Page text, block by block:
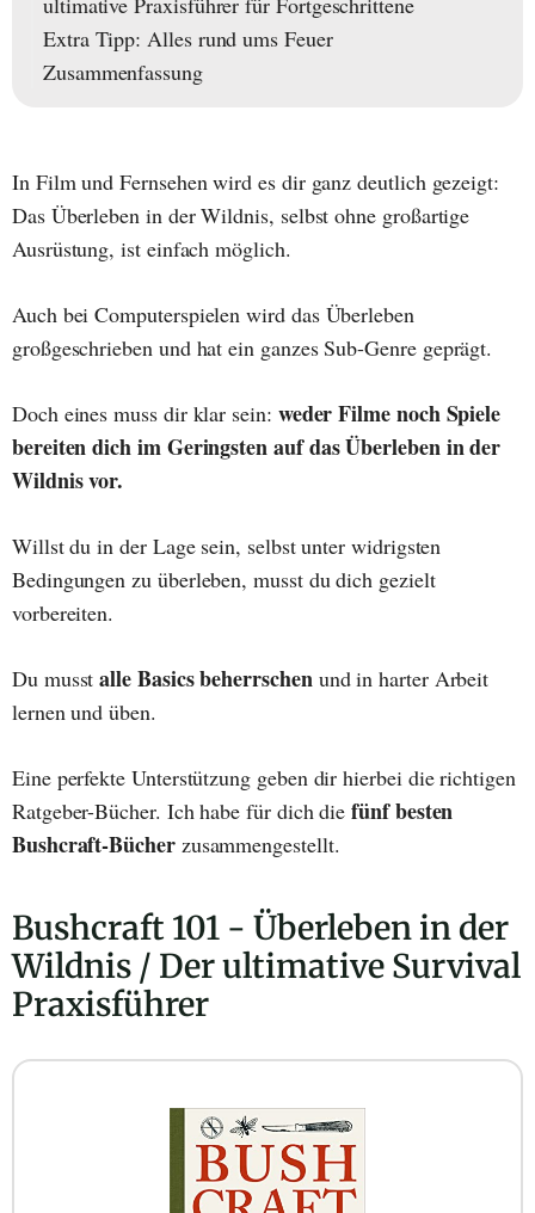
Extra Tipp: Alles rund ums Feuer
Zusammenfassung
In Film und Fernsehen wird es dir ganz deutlich gezeigt:
Das Überleben in der Wildnis, selbst ohne großartige
Ausrüstung, ist einfach möglich.
Auch bei Computerspielen wird das Überleben
großgeschrieben und hat ein ganzes Sub-Genre geprägt.
Doch eines muss dir klar sein: wederFilme noch Spiele
bereiten dich im Geringsten auf das Überleben in der
Wildnis vor.
Willst du in der Lage sein, selbst unter widrigsten
Bedingungen zu überleben, musst du dich gezielt
vorbereiten.
Du musstalle Basics beherrschenund in harter Arbeit
lernen und üben.
Eine perfekte Unterstützung geben dir hierbei die richtigen
Ratgeber-Bücher. Ich habe für dich diefünf besten
Bushcraft-Bücherzusammengestellt.
Bushcraft 101 - Überleben in der
Wildnis / Der ultimative Survival
Praxisführer